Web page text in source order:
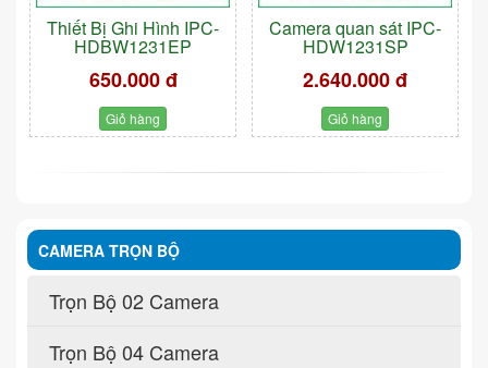
Thiết Bị Ghi Hình IPC-
HDBW1231EP
650.000 đ
Giỏ hàng
Camera quan sát IPC-
HDW1231SP
2.640.000 đ
Giỏ hàng
CAMERA TRỌN BỘ
Trọn Bộ 02 Camera
Trọn Bộ 04 Camera